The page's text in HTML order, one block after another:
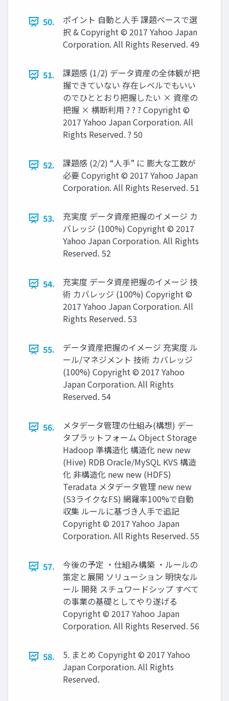
50.
ポイント 自動と人手 課題ベースで選
択 & Copyright © 2017 Yahoo Japan
Corporation. All Rights Reserved. 49
51.
課題感 (1/2) データ資産の全体観が把
握できていない 存在レベルでもいい
のでひととおり把握したい × 資産の
把握 × 横断利用 ? ? ? Copyright ©
2017 Yahoo Japan Corporation. All
Rights Reserved. ? 50
52.
課題感 (2/2) “人手” に 膨大な工数が
必要 Copyright © 2017 Yahoo Japan
Corporation. All Rights Reserved. 51
53.
充実度 データ資産把握のイメージ カ
バレッジ (100%) Copyright © 2017
Yahoo Japan Corporation. All Rights
Reserved. 52
54.
充実度 データ資産把握のイメージ 技
術 カバレッジ (100%) Copyright ©
2017 Yahoo Japan Corporation. All
Rights Reserved. 53
55.
データ資産把握のイメージ 充実度 ル
ール/マネジメント 技術 カバレッジ
(100%) Copyright © 2017 Yahoo
Japan Corporation. All Rights
Reserved. 54
56.
メタデータ管理の仕組み(構想) デー
タプラットフォーム Object Storage
Hadoop 準構造化 構造化 new new
(Hive) RDB Oracle/MySQL KVS 構造
化 非構造化 new new (HDFS)
Teradata メタデータ管理 new new
(S3ライクなFS) 網羅率100%で自動
収集 ルールに基づき人手で追記
Copyright © 2017 Yahoo Japan
Corporation. All Rights Reserved. 55
57.
今後の予定 ・仕組み構築 ・ルールの
策定と展開 ソリューション 明快なル
ール 開発 スチュワードシップ すべて
の事業の基礎としてやり遂げる
Copyright © 2017 Yahoo Japan
Corporation. All Rights Reserved. 56
58.
5. まとめ Copyright © 2017 Yahoo
Japan Corporation. All Rights
Reserved.